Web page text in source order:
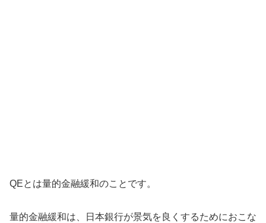
QEとは量的金融緩和のことです。
量的金融緩和は、日本銀行が景気を良くするためにおこな